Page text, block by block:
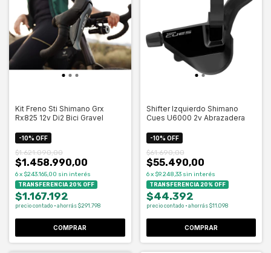
Kit Freno Sti Shimano Grx
Rx825 12v Di2 Bici Gravel
-10% OFF
$1.458.990,00
$1.621.090,00
6x $243.165,00 sin interés
TRANSFERENCIA 20% OFF
$1.167.192
precio contado · ahorrás $291.798
Shifter Izquierdo Shimano
Cues U6000 2v Abrazadera
-10% OFF
$55.490,00
$61.690,00
6 x $9.248,33 sin interés
TRANSFERENCIA 20% OFF
$44.392
precio contado · ahorrás $11.098
COMPRAR